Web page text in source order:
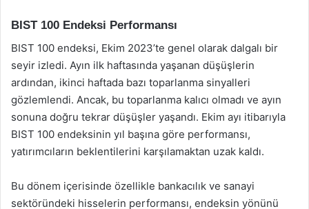
BIST 100 Endeksi Performansı
BIST 100 endeksi, Ekim 2023’te genel olarak dalgalı bir
seyir izledi. Ayın ilk haftasında yaşanan düşüşlerin
ardından, ikinci haftada bazı toparlanma sinyalleri
gözlemlendi. Ancak, bu toparlanma kalıcı olmadı ve ayın
sonuna doğru tekrar düşüşler yaşandı. Ekim ayı itibarıyla
BIST 100 endeksinin yıl başına göre performansı,
yatırımcıların beklentilerini karşılamaktan uzak kaldı.
Bu dönem içerisinde özellikle bankacılık ve sanayi
sektöründeki hisselerin performansı, endeksin yönünü